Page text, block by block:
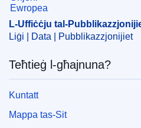
OJ : JOC_2020_418_R_0008
L-Uffiċċju tal-
Liġi | Data | Pubblikazzjonijiet
Teħtieġ l-għajnuna?
Kuntatt
Mappa tas-Sit